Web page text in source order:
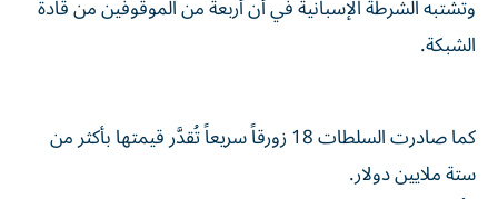
وتشتبه الشرطة الإسبانية في أن أربعة من الموقوفين من قادة
الشبكة.
كما صادرت السلطات 18 زورقاً سريعاً تُقدَّر قيمتها بأكثر من
ستة ملايين دولار.